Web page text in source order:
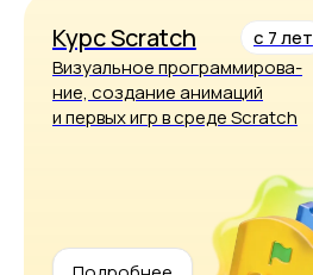
Курс Scratch
с 7 лет
Визуальное программирова­
ние, создание анимаций
и первых игр в среде Scratch